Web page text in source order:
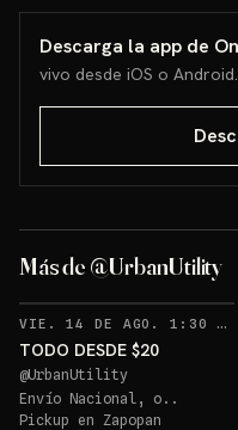
Descarga la app de
vivo desde iOS o Android.
Más de @UrbanUtility
VIE. 14 DE AGO. 1:30 AM
TODO DESDE $20
@UrbanUtility
Envío Nacional, o..
Pickup en Zapopan